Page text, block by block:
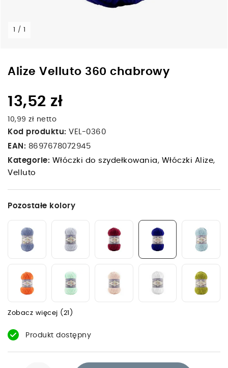
1 / 1
Alize Velluto 360 chabrowy
13,52 zł
10,99 zł netto
Kod produktu: VEL-0360
EAN: 8697678072945
Kategorie: Włóczki do szydełkowania, Włóczki Alize,
Velluto
Pozostałe kolory
Zobacz więcej (21)
Produkt dostępny